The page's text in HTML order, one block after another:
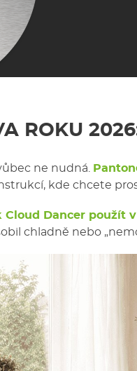
ROKU
ne nudná.
kde chcete
Cloud Dancer použít
chladně nebo